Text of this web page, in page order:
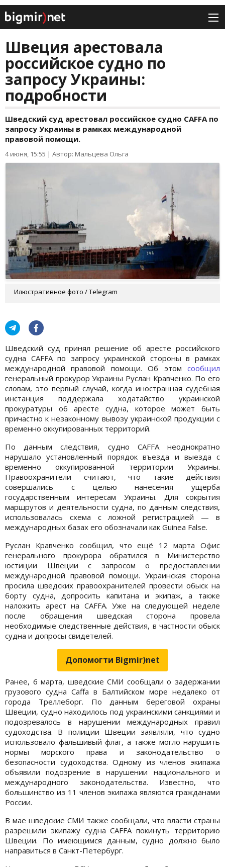
Швеция арестовала
российское судно по
запросу Украины:
подробности
Шведский суд арестовал российское судно CAFFA по
запросу Украины в рамках международной
правовой помощи.
4 июня, 15:55 | Автор: Мальцева Ольга
Илюстративное фото / Telegram
Шведский суд принял решение об аресте российского
судна CAFFA по запросу украинской стороны в рамках
международной правовой помощи. Об этом сообщил
генеральный прокурор Украины Руслан Кравченко. По его
словам, это первый случай, когда иностранная судебная
инстанция поддержала ходатайство украинской
прокуратуры об аресте судна, которое может быть
причастно к незаконному вывозу украинской продукции с
временно оккупированных территорий.
По данным следствия, судно CAFFA неоднократно
нарушало установленный порядок въезда и выезда с
временно оккупированной территории Украины.
Правоохранители считают, что такие действия
совершались с целью нанесения ущерба
государственным интересам Украины. Для сокрытия
маршрутов и деятельности судна, по данным следствия,
использовалась схема с ложной регистрацией — в
международных базах его обозначали как Guinea False.
Руслан Кравченко сообщил, что ещё 12 марта Офис
генерального прокурора обратился в Министерство
юстиции Швеции с запросом о предоставлении
международной правовой помощи. Украинская сторона
просила шведских правоохранителей провести обыск на
борту судна, допросить капитана и экипаж, а также
наложить арест на CAFFA. Уже на следующей неделе
после обращения шведская сторона провела
необходимые следственные действия, в частности обыск
судна и допросы свидетелей.
Допомогти Bigmir)net
Ранее, 6 марта, шведские СМИ сообщали о задержании
грузового судна Caffa в Балтийском море недалеко от
города Треллеборг. По данным береговой охраны
Швеции, судно находилось под украинскими санкциями и
подозревалось в нарушении международных правил
судоходства. В полиции Швеции заявляли, что судно
использовало фальшивый флаг, а также могло нарушить
нормы морского права и законодательство о
безопасности судоходства. Одному из членов экипажа
объявили подозрение в нарушении национального и
международного законодательства. Известно, что
большинство из 11 членов экипажа являются гражданами
России.
В мае шведские СМИ также сообщали, что власти страны
разрешили экипажу судна CAFFA покинуть территорию
Швеции. По имеющимся данным, судно должно было
направиться в Санкт-Петербург.